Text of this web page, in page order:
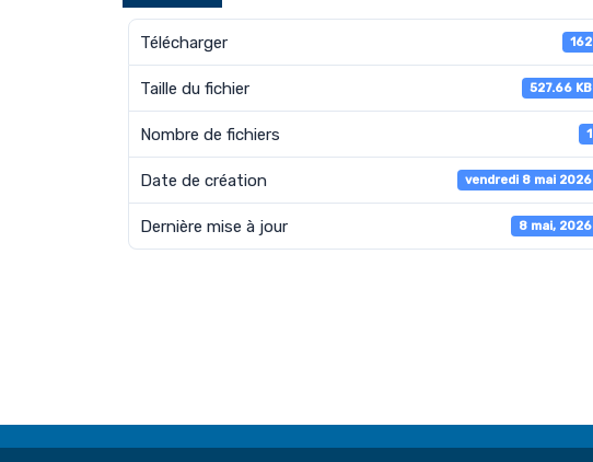
Télécharger 162
Taille du fichier 527.66 KB
Nombre de fichiers 1
Date de création vendredi 8 mai 2026
Dernière mise à jour 8 mai, 2026